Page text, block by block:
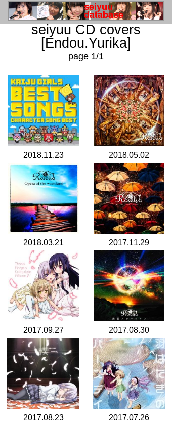
seiyuu CD covers
[Endou.Yurika]
page 1/1
2018.11.23 2018.05.02
2018.03.21 2017.11.29
2017.09.27 2017.08.30
2017.08.23 2017.07.26